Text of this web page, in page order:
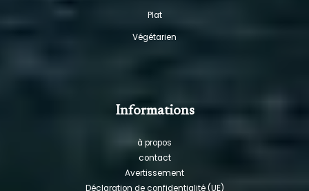
Plat
Végétarien
Informations
à propos
contact
Avertissement
Déclaration de confidentialité (UE)